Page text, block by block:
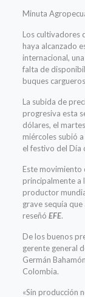
Minuta
Los cultivadores
haya alcanzado
internacional,
falta de
buques
La subida de
progresiva esta
dólares, el
miércoles subió
el festivo del Día
Este movimiento
principalmente a
productor
grave sequía
reseñó EFE.
De los buenos
gerente general
Germán
Colombia.
«Sin producción